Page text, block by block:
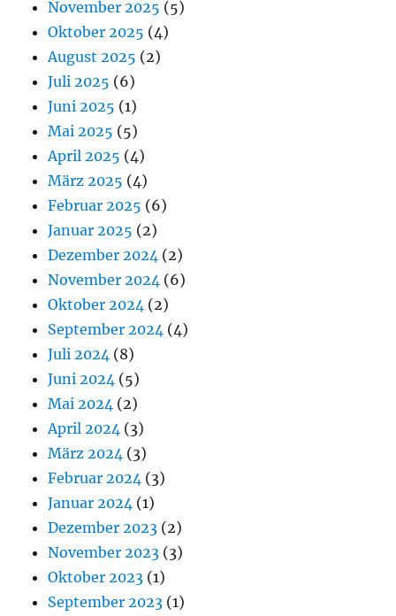
November 2025 (5)
Oktober 2025 (4)
August 2025 (2)
Juli 2025 (6)
Juni 2025 (1)
Mai 2025 (5)
April 2025 (4)
März 2025 (4)
Februar 2025 (6)
Januar 2025 (2)
Dezember 2024 (2)
November 2024 (6)
Oktober 2024 (2)
September 2024 (4)
Juli 2024 (8)
Juni 2024 (5)
Mai 2024 (2)
April 2024 (3)
März 2024 (3)
Februar 2024 (3)
Januar 2024 (1)
Dezember 2023 (2)
November 2023 (3)
Oktober 2023 (1)
September 2023 (1)